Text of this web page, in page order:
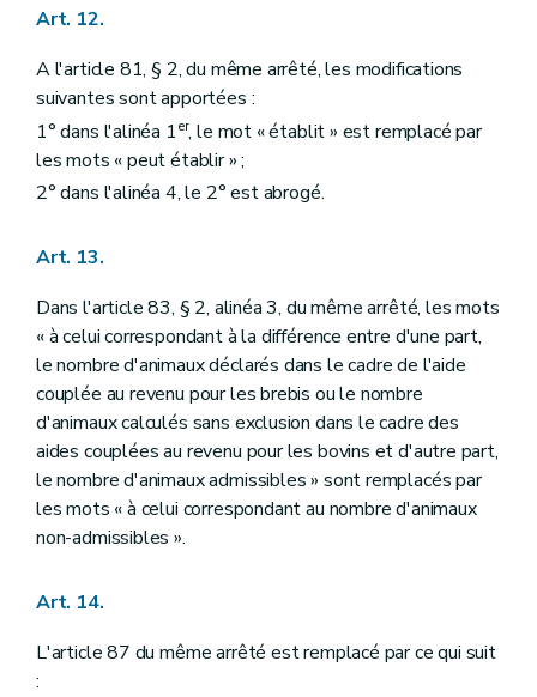
Art. 12.
A l'article 81, § 2, du même arrêté, les modifications
suivantes sont apportées :
1° dans l'alinéa 1er, le mot « établit » est remplacé par
les mots « peut établir » ;
2° dans l'alinéa 4, le 2° est abrogé.
Art. 13.
Dans l'article 83, § 2, alinéa 3, du même arrêté, les mots
« à celui correspondant à la différence entre d'une part,
le nombre d'animaux déclarés dans le cadre de l'aide
couplée au revenu pour les brebis ou le nombre
d'animaux calculés sans exclusion dans le cadre des
aides couplées au revenu pour les bovins et d'autre part,
le nombre d'animaux admissibles » sont remplacés par
les mots « à celui correspondant au nombre d'animaux
non-admissibles ».
Art. 14.
L'article 87 du même arrêté est remplacé par ce qui suit
: